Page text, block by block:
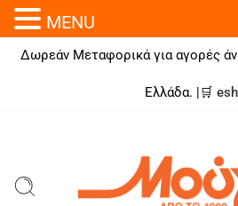
Δωρεάν Μεταφορικά για αγορές
Ελλάδα. |🛒
MENU